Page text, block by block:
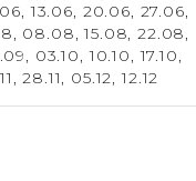
13.06, 20.06, 27.06,
08.08,15.08,22.08,
03.10,10.10,17.10,
28.11, 05.12,12.12